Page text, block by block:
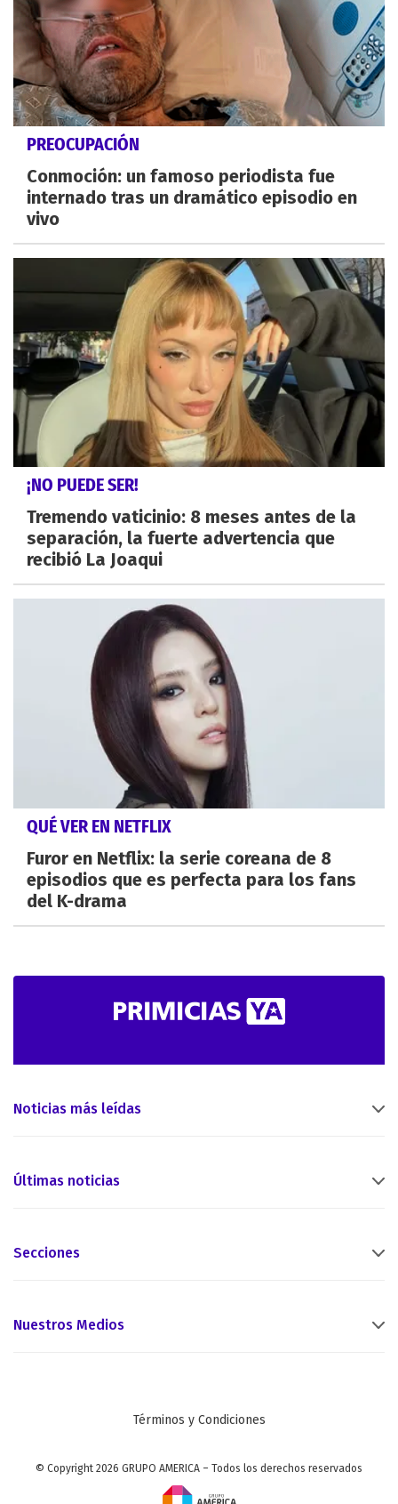
PREOCUPACIÓN
Conmoción: un famoso periodista fue
internado tras un dramático episodio en
vivo
¡NO PUEDE SER!
Tremendo vaticinio: 8 meses antes de la
separación, la fuerte advertencia que
recibió La Joaqui
QUÉ VER EN NETFLIX
Furor en Netflix: la serie coreana de 8
episodios que es perfecta para los fans
del K-drama
Noticias más leídas
Últimas noticias
Secciones
Nuestros Medios
Términos y Condiciones
© Copyright 2026 GRUPO AMERICA – Todos los derechos reservados